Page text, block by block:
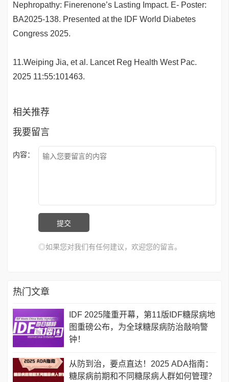
Nephropathy: Finerenone’s Lasting Impact. E- Poster:
BA2025-138. Presented at the IDF World Diabetes
Congress 2025.
11.Weiping Jia, et al. Lancet Reg Health West Pac.
2025 11:55:101463.
相关推荐
我要留言
内容：
◎如果您对我们有任何建议，欢迎您的留言。
热门文章
IDF 2025隆重开幕，第11版IDF糖尿病地
图重磅公布，为全球糖尿病防治敲响警
钟！
从防到治，要点直达！2025 ADA指南：
糖尿病前期和不同糖尿病人群如何管理？